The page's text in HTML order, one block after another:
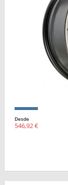
Desde
546,92 €